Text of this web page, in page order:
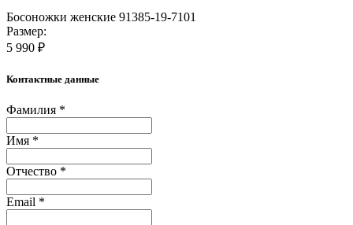
Босоножки женские 91385-19-7101
Размер:
5 990 ₽
Контактные данные
Фамилия *
Имя *
Отчество *
Email *